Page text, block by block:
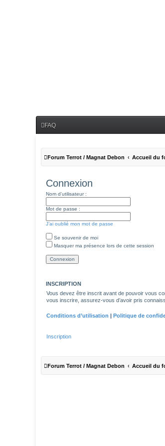
FAQ
Forum Terrot / Magnat Debon Accueil du
Connexion
Nom d’utilisateur :
Mot de passe :
J’ai oublié mon mot de passe
Se souvenir de moi
Masquer ma présence lors de cette session
INSCRIPTION
Vous devez être inscrit avant de pouvoir vous
vous inscrire, assurez-vous d’avoir pris
Conditions d’utilisation | Politique de
Inscription
Forum Terrot / Magnat Debon Accueil du